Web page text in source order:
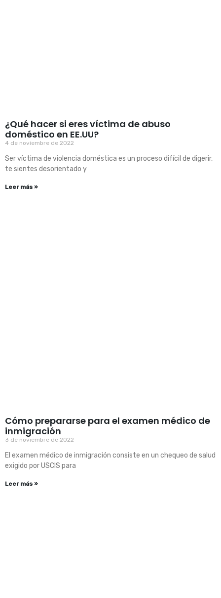
¿Qué hacer si eres víctima de abuso
doméstico en EE.UU?
4 de noviembre de 2022
Ser víctima de violencia doméstica es un proceso difícil de digerir,
te sientes desorientado y
Leer más »
Cómo prepararse para el examen médico de
inmigración
3 de noviembre de 2022
El examen médico de inmigración consiste en un chequeo de salud
exigido por USCIS para
Leer más »